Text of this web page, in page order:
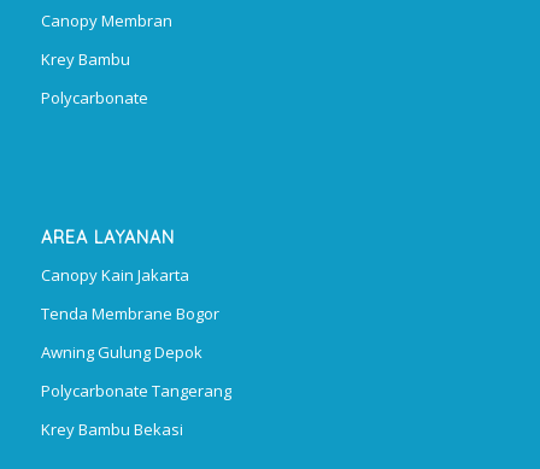
Canopy Membran
Krey Bambu
Polycarbonate
AREA LAYANAN
Canopy Kain Jakarta
Tenda Membrane Bogor
Awning Gulung Depok
Polycarbonate Tangerang
Krey Bambu Bekasi